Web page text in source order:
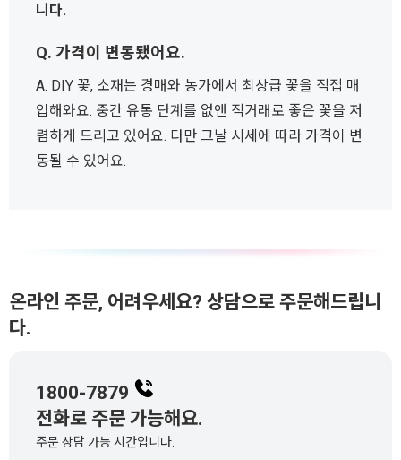
니다.
Q. 가격이 변동됐어요.
A. DIY 꽃, 소재는 경매와 농가에서 최상급 꽃을 직접 매
입해와요. 중간 유통 단계를 없앤 직거래로 좋은 꽃을 저
렴하게 드리고 있어요. 다만 그날 시세에 따라 가격이 변
동될 수 있어요.
온라인 주문, 어려우세요? 상담으로 주문해드립니
다.
1800-7879
전화로 주문 가능해요.
주문 상담 가능 시간입니다.